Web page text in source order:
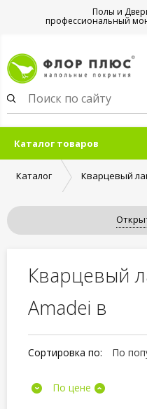
Полы и
профессиональный
Каталог товаров
Каталог Кварцевый
Кварцевый
Amadei в
Сортировка по: По
По цене